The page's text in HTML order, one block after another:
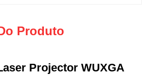
Produto
Projector WUXGA